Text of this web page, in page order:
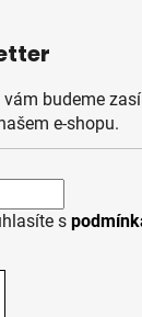
budeme
e-shopu.
s